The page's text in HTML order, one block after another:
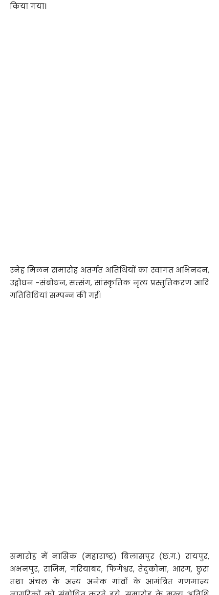
किया गया।
स्नेह मिलन समारोह अंतर्गत अतिथियों का स्वागत अभिनंदन,
उद्बोधन -संबोधन, सत्संग, सांस्कृतिक नृत्य प्रस्तुतिकरण आदि
गतिविधियां सम्पन्न की गई।
समारोह में नासिक (महाराष्ट्र) बिलासपुर (छ.ग.) रायपुर,
अभनपुर, राजिम, गरियाबंद, फिंगेश्वर, तेंदुकोना, आरंग, छुरा
तथा अंचल के अन्य अनेक गांवों के आमंत्रित गणमान्य